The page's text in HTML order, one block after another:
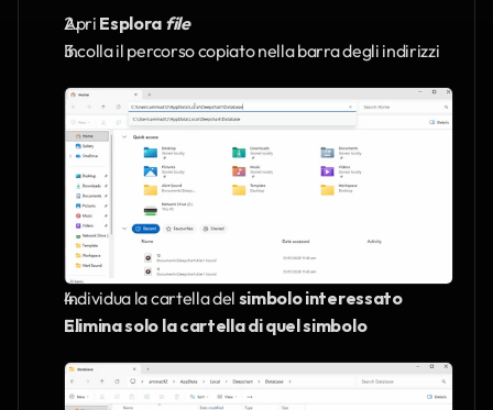
Apri Esplora file
Incolla il percorso copiato nella barra degli indirizzi
Individua la cartella del simbolo interessato
Elimina solo la cartella di quel simbolo